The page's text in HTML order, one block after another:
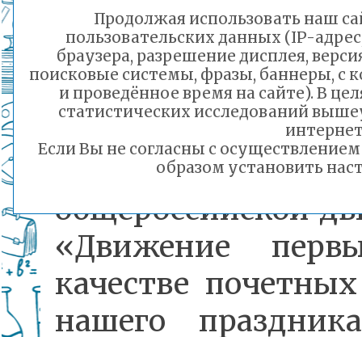
школьные
теперь все
детских
объединит
общероссийской
«Движение
качестве
нашего
Продолжая использовать наш
пользовательских данных (IP-
браузера, разрешение дисплея,
поисковые системы, фразы, баннеры, с
и проведённое время на сайте). В
статистических исследований
Если Вы не согласны с
образом установить